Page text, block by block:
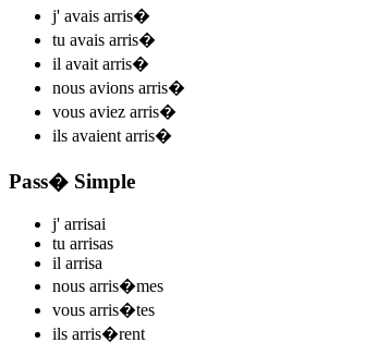
j' avais arris�
tu avais arris�
il avait arris�
nous avions arris�
vous aviez arris�
ils avaient arris�
Pass� Simple
j' arrisai
tu arrisas
il arrisa
nous arris�mes
vous arris�tes
ils arris�rent